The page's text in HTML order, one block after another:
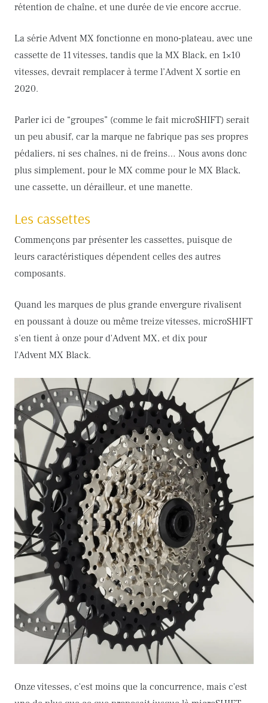
rétention de chaîne, et une durée de vie encore accrue.
La série Advent MX fonctionne en mono-plateau, avec une
cassette de 11 vitesses, tandis que la MX Black, en 1×10
vitesses, devrait remplacer à terme l’Advent X sortie en
2020.
Parler ici de “groupes” (comme le fait microSHIFT) serait
un peu abusif, car la marque ne fabrique pas ses propres
pédaliers, ni ses chaînes, ni de freins… Nous avons donc
plus simplement, pour le MX comme pour le MX Black,
une cassette, un dérailleur, et une manette.
Les cassettes
Commençons par présenter les cassettes, puisque de
leurs caractéristiques dépendent celles des autres
composants.
Quand les marques de plus grande envergure rivalisent
en poussant à douze ou même treize vitesses, microSHIFT
s’en tient à onze pour d'Advent MX, et dix pour
l'Advent MX Black.
Onze vitesses, c'est moins que la concurrence, mais c'est